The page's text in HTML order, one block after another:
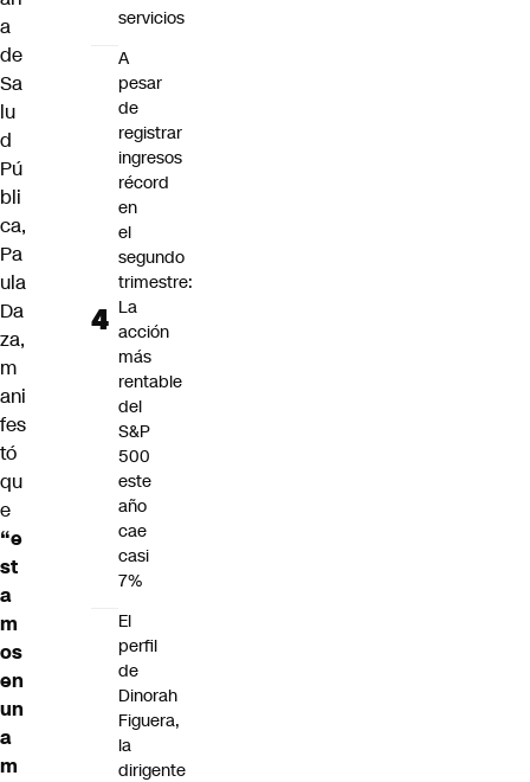
a
de
Sa
lu
d
Pú
bli
ca,
Pa
ula
Da
za,
m
ani
fes
tó
qu
e
“e
st
a
m
os
en
un
a
m
servicios
A
pesar
de
registrar
ingresos
récord
en
el
segundo
trimestre:
La
acción
más
rentable
del
S&P
500
este
año
cae
casi
7%
El
perfil
de
Dinorah
Figuera,
la
dirigente